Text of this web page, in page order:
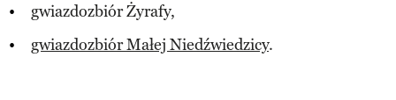
gwiazdozbiór Żyrafy,
gwiazdozbiór Małej Niedźwiedzicy.